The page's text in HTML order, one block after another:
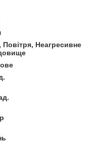
Повітря, Неагресивне